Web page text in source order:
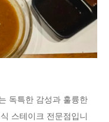
독특한 감성과 훌륭한
스테이크 전문점입니